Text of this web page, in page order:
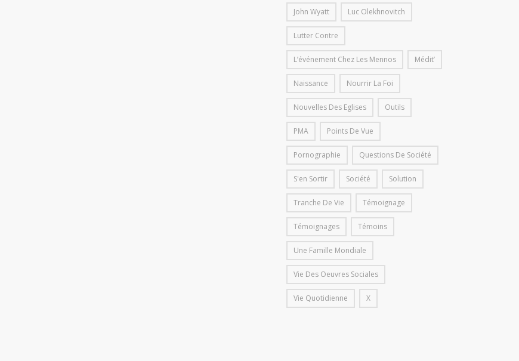
John Wyatt Luc Olekhnovitch
Lutter Contre
L’événement Chez Les Mennos Médit’
Naissance Nourrir La Foi
Nouvelles Des Eglises Outils
PMA Points De Vue
Pornographie Questions De Société
S'en Sortir Société Solution
Tranche De Vie Témoignage
Témoignages Témoins
Une Famille Mondiale
Vie Des Oeuvres Sociales
Vie Quotidienne X